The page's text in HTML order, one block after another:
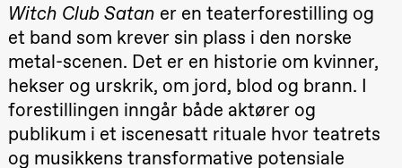
Lørdag 29. august
19.00
Pia Maria
Roll og
Mohamed
Mohamed
Male
Fantasies
Lille scene
(Black Box
teater)
Male Fantasies
Witch Club Satan er en teaterforestilling og
et band som krever sin plass i den norske
metal-scenen. Det er en historie om kvinner,
hekser og urskrik, om jord, blod og brann. I
forestillingen inngår både aktører og
publikum i et iscenesatt rituale hvor teatrets
og musikkens transformative potensiale